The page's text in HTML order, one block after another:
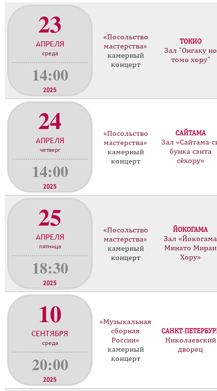
к
р
о
23
АПРЕЛЯ
среда
14:00
2025
«Посольство
мастерства»
камерный
концерт
ТОКИО
Зал "Онгаку но
томо хору"
24
АПРЕЛЯ
четверг
14:00
2025
«Посольство
мастерства»
камерный
концерт
САЙТАМА
Зал «Сайтама-
бунка сэнта
сёхору»
25
АПРЕЛЯ
пятница
18:30
2025
«Посольство
мастерства»
камерный
концерт
ЙОКОГАМА
Зал «Йокогама
Минато Мираи
Хору»
10
СЕНТЯБРЯ
среда
20:00
2025
«Музыкальная
сборная
России»
камерный
концерт
САНКТ-
Николаевский
дворец